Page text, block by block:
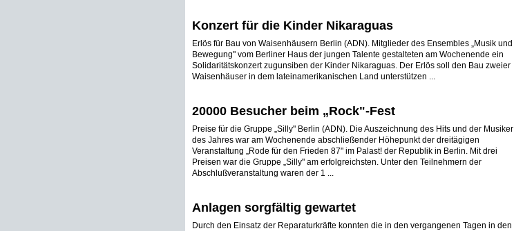
Konzert für die Kinder Nikaraguas
Erlös für Bau von Waisenhäusern Berlin (ADN). Mitglieder des Ensembles „Musik und
Bewegung" vom Berliner Haus der jungen Talente gestalteten am Wochenende ein
Solidaritätskonzert zugunsiben der Kinder Nikaraguas. Der Erlös soll den Bau zweier
Waisenhäuser in dem lateinamerikanischen Land unterstützen ...
20000 Besucher beim „Rock"-Fest
Preise für die Gruppe „Silly" Berlin (ADN). Die Auszeichnung des Hits und der Musiker
des Jahres war am Wochenende abschließender Höhepunkt der dreitägigen
Veranstaltung „Rode für den Frieden 87" im Palast! der Republik in Berlin. Mit drei
Preisen war die Gruppe „Silly" am erfolgreichsten. Unter den Teilnehmern der
Abschlußveranstaltung waren der 1 ...
Anlagen sorgfältig gewartet
Durch den Einsatz der Reparaturkräfte konnten die in den vergangenen Tagen in den